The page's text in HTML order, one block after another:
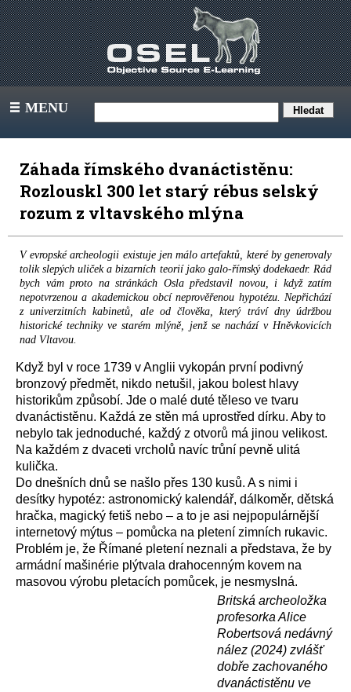
III MENU
Záhada římského dvanáctistěnu:
Rozlouskl 300 let starý rébus selský
rozum z vltavského mlýna
V evropské archeologii existuje jen málo artefaktů, které by generovaly
tolik slepých uliček a bizarních teorií jako galo-římský dodekaedr. Rád
bych vám proto na stránkách Osla představil novou, i když zatím
nepotvrzenou a akademickou obcí neprověřenou hypotézu. Nepřichází
z univerzitních kabinetů, ale od člověka, který tráví dny údržbou
historické techniky ve starém mlýně, jenž se nachází v Hněvkovicích
nad Vltavou.
Když byl v roce 1739 v Anglii vykopán první podivný
bronzový předmět, nikdo netušil, jakou bolest hlavy
historikům způsobí. Jde o malé duté těleso ve tvaru
dvanáctistěnu. Každá ze stěn má uprostřed dírku. Aby to
nebylo tak jednoduché, každý z otvorů má jinou velikost.
Na každém z dvaceti vrcholů navíc trůní pevně ulitá
kulička.
Do dnešních dnů se našlo přes 130 kusů. A s nimi i
desítky hypotéz: astronomický kalendář, dálkoměr, dětská
hračka, magický fetiš nebo – a to je asi nejpopulárnější
internetový mýtus – pomůcka na pletení zimních rukavic.
Problém je, že Římané pletení neznali a představa, že by
armádní mašinérie plýtvala drahocenným kovem na
masovou výrobu pletacích pomůcek, je nesmyslná.
Britská archeoložka
profesorka Alice
Robertsová nedávný
nález (2024) zvlášť
dobře zachovaného
dvanáctistěnu ve